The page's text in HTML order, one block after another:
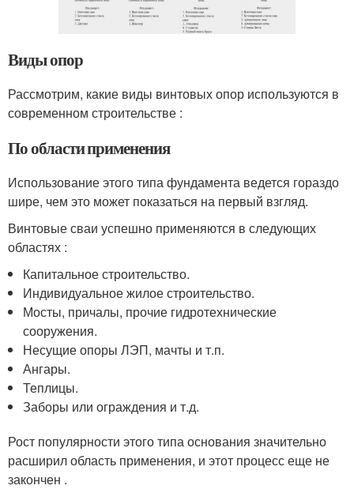
Виды опор
Рассмотрим, какие виды винтовых опор используются в
современном строительстве :
По области применения
Использование этого типа фундамента ведется гораздо
шире, чем это может показаться на первый взгляд.
Винтовые сваи успешно применяются в следующих
областях :
Капитальное строительство.
Индивидуальное жилое строительство.
Мосты, причалы, прочие гидротехнические
сооружения.
Несущие опоры ЛЭП, мачты и т.п.
Ангары.
Теплицы.
Заборы или ограждения и т.д.
Рост популярности этого типа основания значительно
расширил область применения, и этот процесс еще не
закончен .